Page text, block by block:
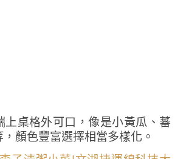
上桌格外可口，像是小黃瓜、蕃
顏色豐富選擇相當多樣化。